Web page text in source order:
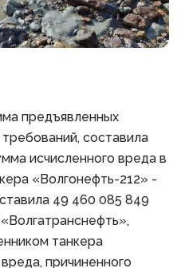
предъявленных
составила
исчисленного вреда в
«Волгонефть-212» -
49 460 085 849
танкера
причиненного